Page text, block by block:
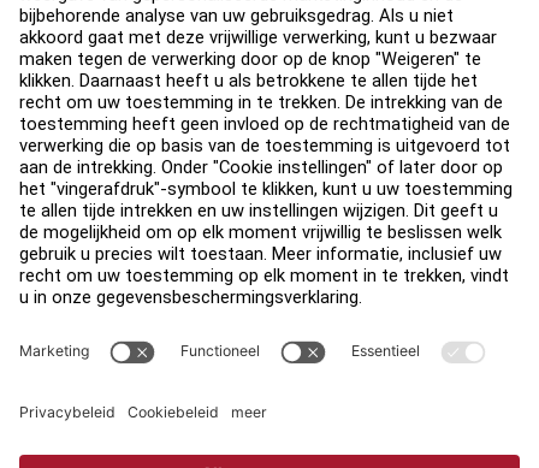
Vind een distributeur
Zoek een Winkel
Legaal
Toegankelijkheid
Carrière
Aanmelden bij Facility Connect